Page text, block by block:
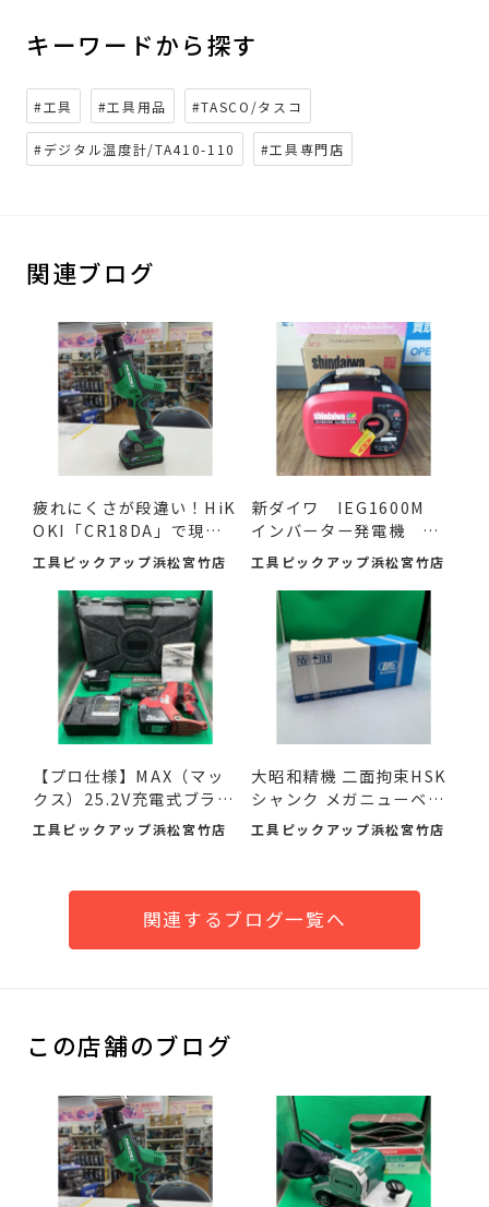
キーワードから探す
#工具 #工具用品 #TASCO/タスコ
#デジタル温度計/TA410-110 #工具専門店
関連ブログ
疲れにくさが段違い！HiK
OKI「CR18DA」で現場
の作...
工具ピックアップ浜松宮竹店
新ダイワ IEG1600M
インバーター発電機 入
荷し...
工具ピックアップ浜松宮竹店
【プロ仕様】MAX（マッ
クス）25.2V充電式ブラシ
レ...
工具ピックアップ浜松宮竹店
大昭和精機 二面拘束HSK
シャンク メガニューベビ
ー...
工具ピックアップ浜松宮竹店
関連するブログ一覧へ
この店舗のブログ